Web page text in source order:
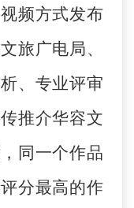
频方式发布
旅广电局、
、专业评审
推介华容文
同一个作品
分最高的作